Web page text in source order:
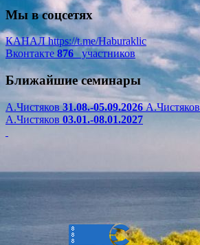
Мы в соцсетях
КАНАЛhttps://t.me/Haburaklic
Вконтакте 876участников
Ближайшие семинары
А.Чистяков31.08.-05.09.2026
А.Чистяков 03.01.-08.01.2027